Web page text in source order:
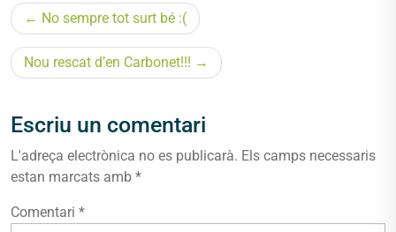
Navegació
d'entrades
No sempre tot surt bé :(
Nou rescat d’en Carbonet!!!
Escriu un comentari
L'adreça electrònica no es publicarà. Els camps necessaris
estan marcats amb *
Comentari *